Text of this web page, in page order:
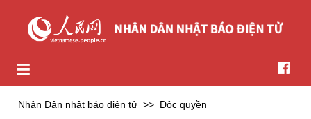
Nhân Dân nhật báo điện tử >> Độc quyền